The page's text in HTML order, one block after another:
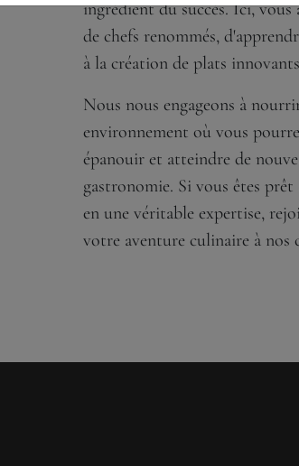
ingrédient du succès. Ici,
de chefs renommés,
à la création de plats
Nous nous engageons à
environnement où vous
épanouir et atteindre de
gastronomie. Si vous êtes
en une véritable expertise,
votre aventure culinaire à nos